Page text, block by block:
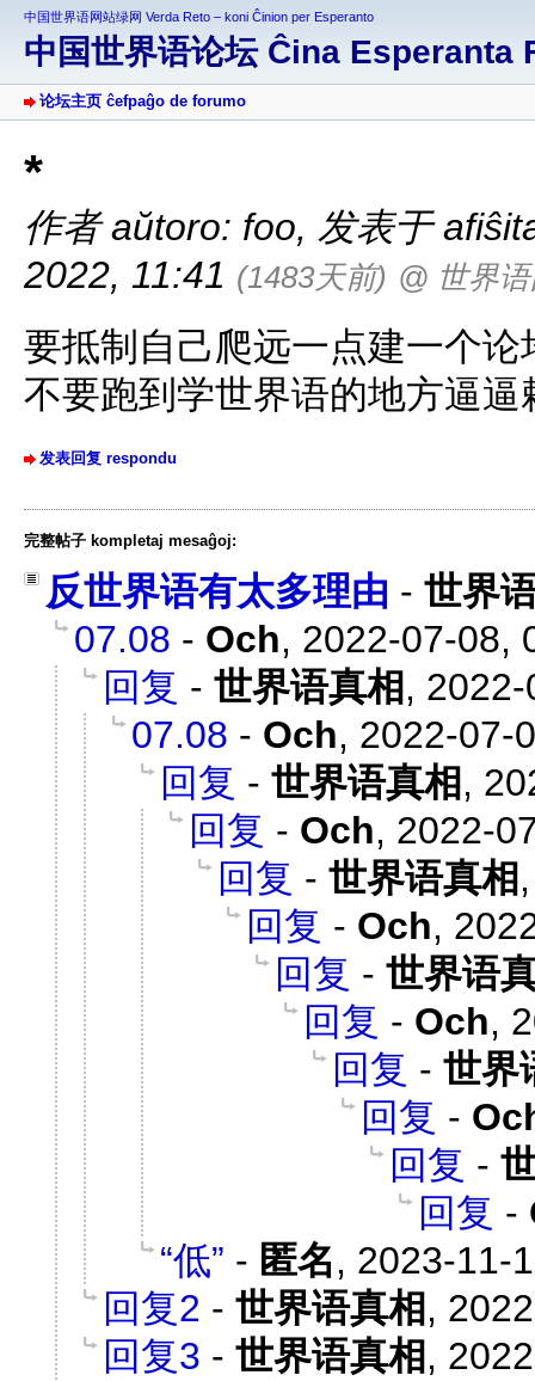
中国世界语网站绿网 Verda Reto – koni Ĉinion per Esperanto
中国世界语论坛 Ĉina Esperanta
论坛主页 ĉefpaĝo de forumo
*
作者 aŭtoro: foo, 发表于
2022, 11:41 (1483天前) @ 世界
要抵制自己爬远一点建一个
不要跑到学世界语的地方逼
发表回复 respondu
完整帖子 kompletaj mesaĝoj:
反世界语有太多理由 - 世界
07.08 - Och, 2022-07-08,
回复 - 世界语真相 ,
07.08 - Och, 2022-07-
回复 - 世界语真相 ,
回复 - Och, 2022-
回复 - 世界语真相
回复 - Och,
回复 - 世界语
回复 - Och,
回复 - 世界
回复 -
回复 -
回复 -
“低” - 匿名, 2023-11-
回复2 - 世界语真相 ,
回复3 - 世界语真相 ,